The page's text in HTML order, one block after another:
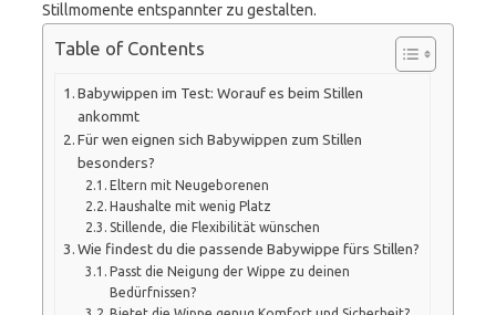
Stillmomente entspannter zu gestalten.
Table of Contents
Babywippen im Test: Worauf es beim Stillen
ankommt
Für wen eignen sich Babywippen zum Stillen
besonders?
Eltern mit Neugeborenen
Haushalte mit wenig Platz
Stillende, die Flexibilität wünschen
Wie findest du die passende Babywippe fürs Stillen?
Passt die Neigung der Wippe zu deinen
Bedürfnissen?